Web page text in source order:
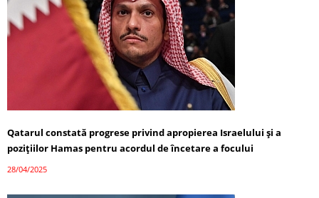
Qatarul constată progrese privind apropierea Israelului și a
pozițiilor Hamas pentru acordul de încetare a focului
28/04/2025